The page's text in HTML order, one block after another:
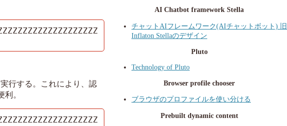
行する。これにより、認
。
AI Chatbot framework Stella
チャットAIフレームワーク(AIチャットボット) 旧
Inflaton Stellaのデザイン
Pluto
Technology of Pluto
Browser profile chooser
ブラウザのプロファイルを使い分ける
Prebuilt dynamic content